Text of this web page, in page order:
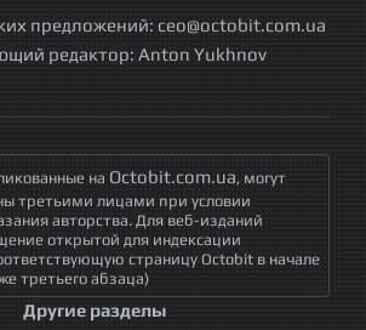
предложений: ceo@octobit.com.ua
редактор: Anton Yukhnov
на Octobit.com.ua, могут
третьими лицами при условии
авторства. Для веб-изданий
открытой для индексации
страницу Octobit в начале
третьего абзаца)
Другие разделы